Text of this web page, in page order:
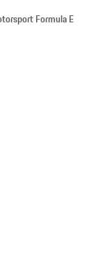
Formula E